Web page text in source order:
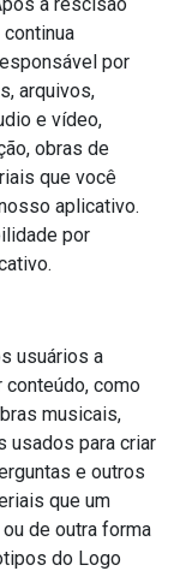
por
arquivos,
e vídeo,
obras de
que você
aplicativo.
por
usuários a
conteúdo, como
musicais,
usados ​​para criar
e outros
que um
de outra forma
do Logo